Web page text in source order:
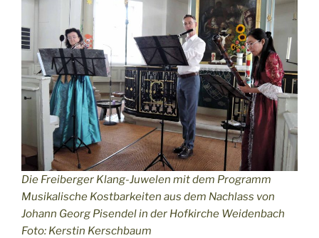
Die Freiberger Klang-Juwelen mit dem Programm
Musikalische Kostbarkeiten aus dem Nachlass von
Johann Georg Pisendel in der Hofkirche Weidenbach
Foto: Kerstin Kerschbaum